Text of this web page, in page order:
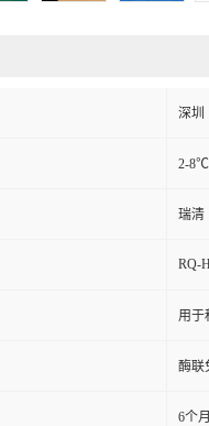
深圳
2-8℃
瑞清
RQ-
用于
酶联
6个月